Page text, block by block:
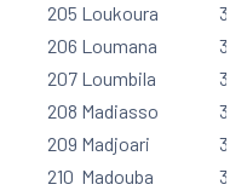
205
206
207
208
209
210
Loukoura
Loumana
Loumbila
Madiasso
Madjoari
Madouba
310